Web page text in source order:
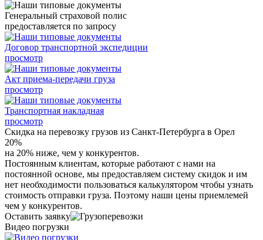
Генеральный страховой полис
предоставляется по запросу
Договор транспортной экспедиции
просмотр
Акт приема-передачи груза
просмотр
Транспортная накладная
просмотр
Скидка на перевозку грузов из Санкт-Петербурга в Орел
20%
на 20% ниже, чем у конкурентов.
Постоянным клиентам, которые работают с нами на
постоянной основе, мы предоставляем систему скидок и им
нет необходимости пользоваться калькулятором чтобы узнать
стоимость отправки груза. Поэтому наши цены приемлемей
чем у конкурентов.
Оставить заявку
Видео погрузки